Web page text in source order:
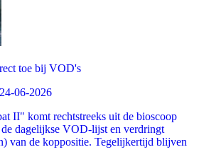
toe bij VOD's
06-2026
II" komt rechtstreeks uit de bioscoop
dagelijkse VOD-lijst en verdringt
van de koppositie. Tegelijkertijd blijven